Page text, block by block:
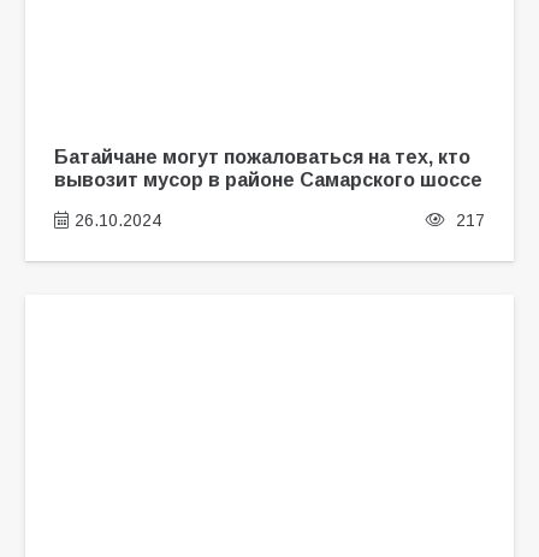
Батайчане могут пожаловаться на тех, кто
вывозит мусор в районе Самарского шоссе
26.10.2024 217